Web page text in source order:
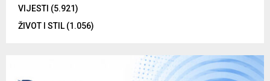
VIJESTI (5.921)
ŽIVOT I STIL (1.056)